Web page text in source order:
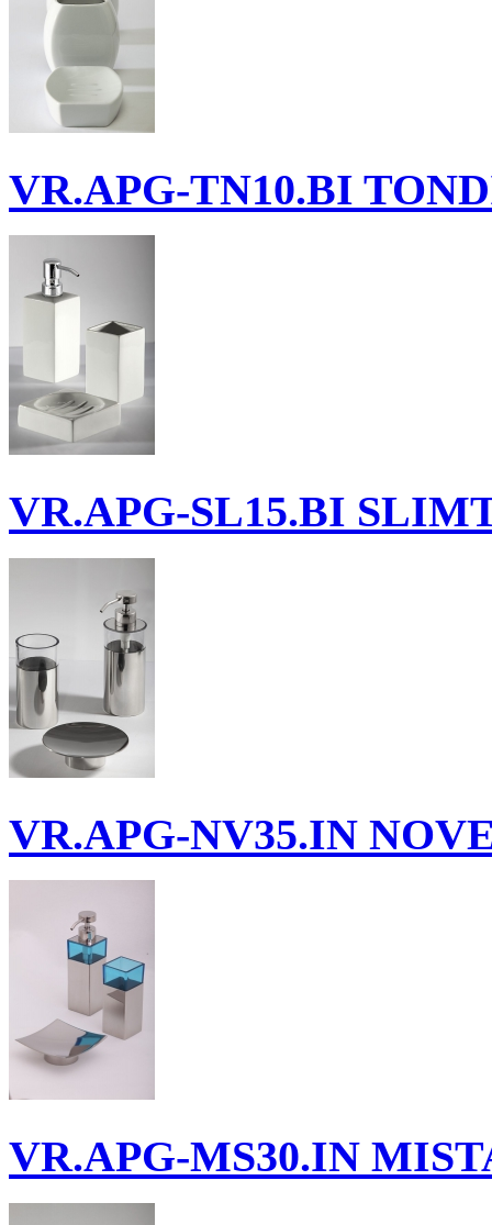
VR.APG-TN10.BI
VR.APG-SL15.BI
VR.APG-NV35.IN
VR.APG-MS30.IN